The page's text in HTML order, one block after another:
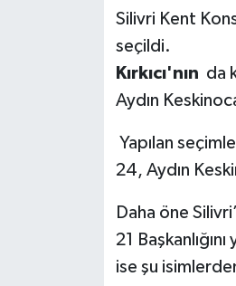
Silivri Kent
seçildi.
Kırkıcı'nın da
Aydın
Yapılan
24, Aydın
Daha öne
21
ise şu